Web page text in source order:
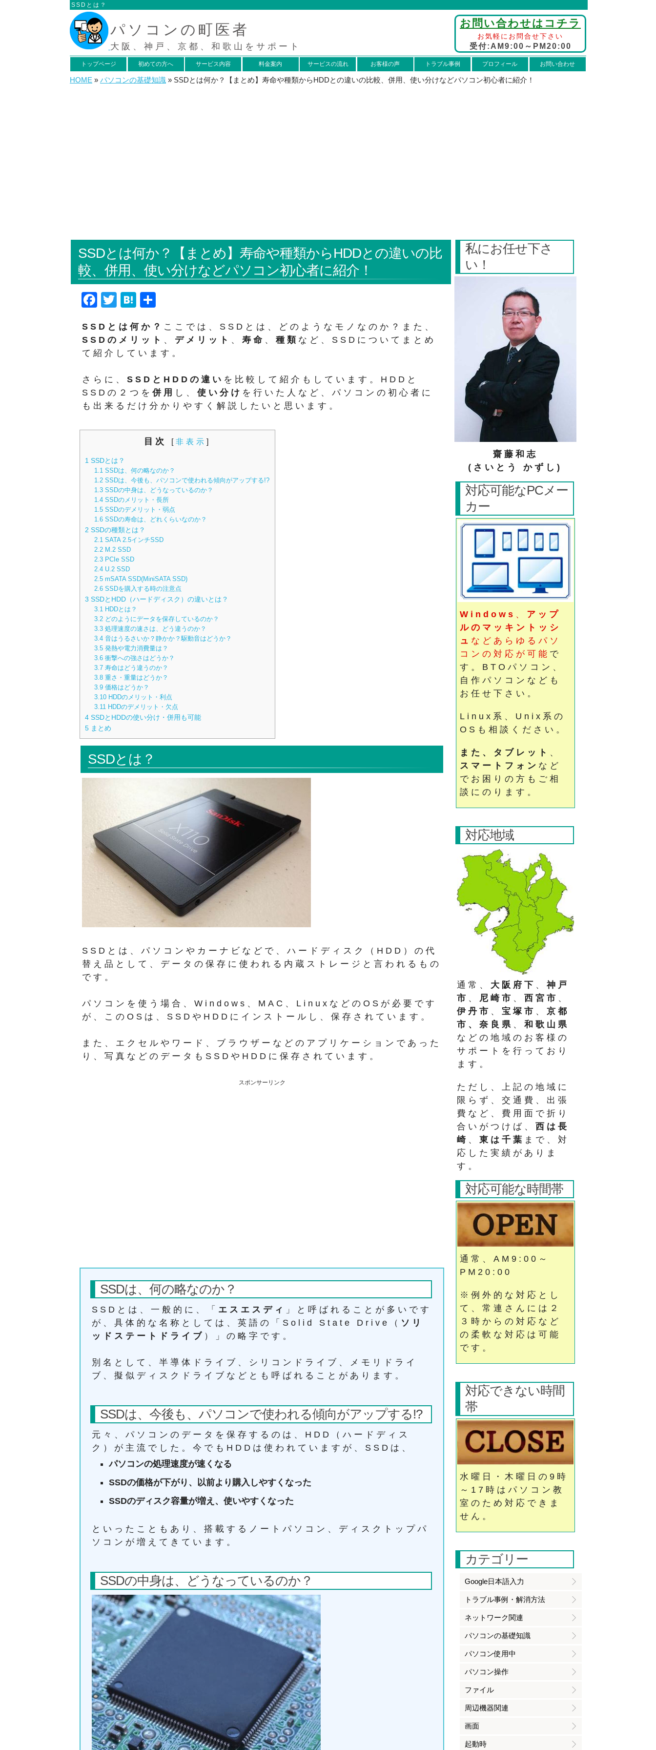
SSDとは？
パソコンの町医者
大阪、神戸、京都、和歌山をサポート
お問い合わせはコチラ
お気軽にお問合せ下さい
受付:AM9:00～PM20:00
トップページ 初めての方へ サービス内容 料金案内 サービスの流れ お客様の声 トラブル事例 プロフィール お問い合わせ
HOME » パソコンの基礎知識 » SSDとは何か？【まとめ】寿命や種類からHDDとの違いの比較、併用、使い分けなどパソコン初心者に紹介！
SSDとは何か？【まとめ】寿命や種類からHDDとの違いの比
較、併用、使い分けなどパソコン初心者に紹介！
F
c
e
b
o
o
k
T
tt
er
H
e
n
a
SSDとは何か？ ここでは、SSDとは、どのようなモノなのか？また、
SSDのメリット 、 デメリット 、 寿命 、 種類 など、SSDについてまとめ
て紹介しています。
さらに、 SSDとHDDの違い を比較して紹介もしています。HDDと
SSDの２つを併用 し、 使い分け を行いた人など、パソコンの初心者に
も出来るだけ分かりやすく解説したいと思います。
目次 [ 非表示 ]
1 SSDとは？
1.1 SSDは、何の略なのか？
1.2 SSDは、今後も、パソコンで使われる傾向がアップする!?
1.3 SSDの中身は、どうなっているのか？
1.4 SSDのメリット・長所
1.5 SSDのデメリット・弱点
1.6 SSDの寿命は、どれくらいなのか？
2 SSDの種類とは？
2.1 SATA 2.5インチSSD
2.2 M.2 SSD
2.3 PCIe SSD
2.4 U.2 SSD
2.5 mSATA SSD(MiniSATA SSD)
2.6 SSDを購入する時の注意点
3 SSDとHDD（ハードディスク）の違いとは？
3.1 HDDとは？
3.2 どのようにデータを保存しているのか？
3.3 処理速度の速さは、どう違うのか？
3.4 音はうるさいか？静かか？駆動音はどうか？
3.5 発熱や電力消費量は？
3.6 衝撃への強さはどうか？
3.7 寿命はどう違うのか？
3.8 重さ・重量はどうか？
3.9 価格はどうか？
3.10 HDDのメリット・利点
3.11 HDDのデメリット・欠点
4 SSDとHDDの使い分け・併用も可能
5 まとめ
SSDとは？
SSDとは、パソコンやカーナビなどで、ハードディスク（HDD）の代
替え品として、データの保存に使われる内蔵ストレージと言われるもの
です。
パソコンを使う場合、Windows、MAC、LinuxなどのOSが必要です
が、このOSは、SSDやHDDにインストールし、保存されています。
また、エクセルやワード、ブラウザーなどのアプリケーションであった
り、写真などのデータもSSDやHDDに保存されています。
スポンサーリンク
SSDは、何の略なのか？
SSDとは、一般的に、「 エスエスディ
」と呼ばれることが多いです
が、具体的な名称としては、英語の「Solid State Drive（ ソリ
ッドステートドライブ ）」の略字です。
別名として、半導体ドライブ、シリコンドライブ、メモリドライ
ブ、擬似ディスクドライブなどとも呼ばれることがあります。
SSDは、今後も、パソコンで使われる傾向がアップする!?
元々、パソコンのデータを保存するのは、HDD（ハードディス
ク）が主流でした。今でもHDDは使われていますが、SSDは、
パソコンの処理速度が速くなる
SSDの価格が下がり、以前より購入しやすくなった
SSDのディスク容量が増え、使いやすくなった
といったこともあり、搭載するノートパソコン、ディスクトップパ
ソコンが増えてきています。
SSDの中身は、どうなっているのか？
私にお任せ下さ
い！
齋藤和志
(さいとう かずし)
対応可能なPCメー
カー
Windows 、 アップ
ルのマッキントッシ
ュ などあらゆるパソ
コンの対応が可能 で
す。BTOパソコン、
自作パソコンなども
お任せ下さい。
Linux系、Unix系の
OSも相談ください。
また、タブレット 、
スマートフォン など
でお困りの方もご相
談にのります。
対応地域
通常、 大阪府下 、 神戸
市 、 尼崎市 、 西宮市 、
伊丹市 、 宝塚市 、 京都
市、奈良県 、 和歌山県
などの地域のお客様の
サポートを行っており
ます。
ただし、上記の地域に
限らず、交通費、出張
費など、費用面で折り
合いがつけば、 西は長
崎 、 東は千葉 まで、対
応した実績がありま
す。
対応可能な時間帯
通常、AM9:00～
PM20:00
※例外的な対応とし
て、常連さんには２
３時からの対応など
の柔軟な対応は可能
です。
対応できない時間
帯
水曜日・木曜日の9時
～17時はパソコン教
室のため対応できま
せん。
カテゴリー
Google日本語入力
トラブル事例・解消方法
ネットワーク関連
パソコンの基礎知識
パソコン使用中
パソコン操作
ファイル
周辺機器関連
画面
起動時